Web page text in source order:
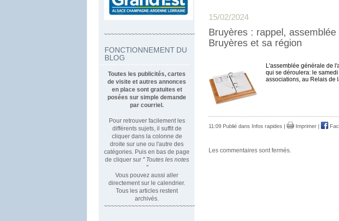
~~~~~~~~~~~~~~~~~~~~~~~~~~~~~~~~~~
FONCTIONNEMENT DU
BLOG
Toutes les publicités, cartes
de visite et autres annonces
en place sont gratuites et
posées sur simple demande
par courriel.
Pour retrouver facilement les
différents sujets, il suffit de
cliquer dans la colonne de
droite sur une ou l'autre des
catégories. Puis en bas de page
de cliquer sur " Toutes les notes
"
Vous pouvez aussi aller
directement sur le calendrier.
Tous les articles restent
archivés.
~~~~~~~~~~~~~~~~~~~~~~~~~~~~~~~~~
15/02/2024
Bruyères : rappel,
Bruyères et sa région
L'assemblée générale de
qui se déroulera: le
associations, au Relais de
11:09 Publié dans Infos rapides | Imprimer |
Les commentaires sont fermés.